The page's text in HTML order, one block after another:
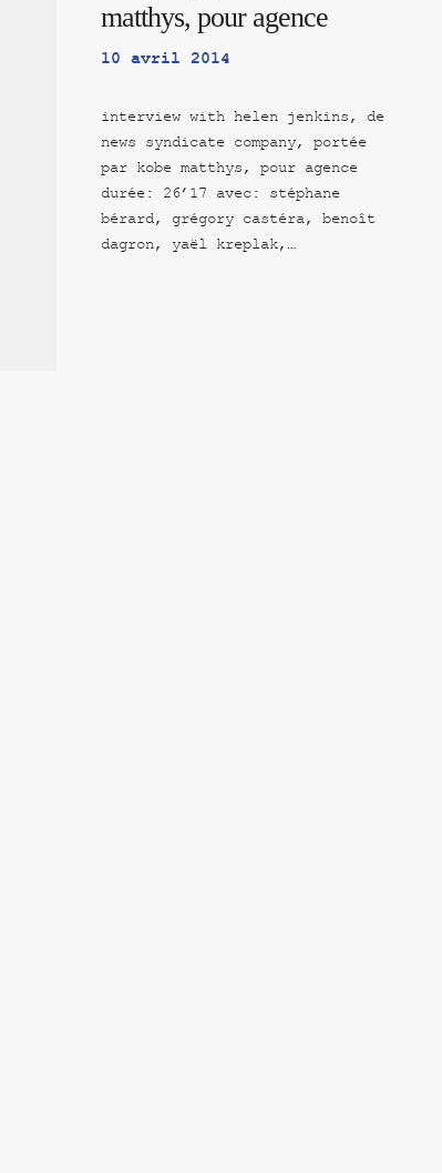
matthys, pour agence
10 avril 2014
interview with helen jenkins, de
news syndicate company, portée
par kobe matthys, pour agence
durée: 26’17 avec: stéphane
bérard, grégory castéra, benoît
dagron, yaël kreplak,…